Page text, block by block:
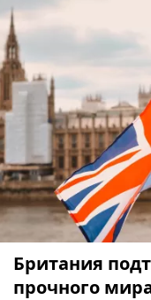
Британия
прочного